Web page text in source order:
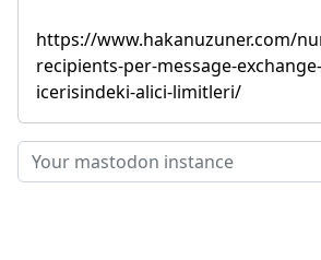
https://www.hakanuzuner.com/
recipients-per-message-
icerisindeki-alici-limitleri/